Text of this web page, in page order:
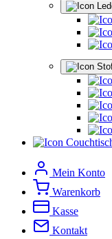
Mein Konto
Warenkorb
Kasse
Kontakt